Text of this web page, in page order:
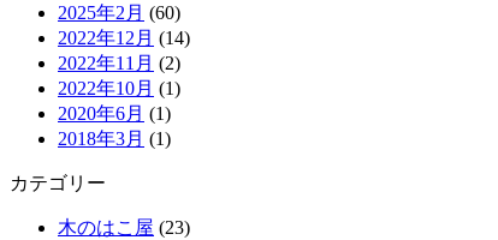
2025年2月 (60)
2022年12月 (14)
2022年11月 (2)
2022年10月 (1)
2020年6月 (1)
2018年3月 (1)
カテゴリー
木のはこ屋 (23)